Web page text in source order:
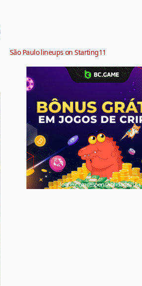
São Paulo lineups on Starting11
Jogue com responsabilidade. 18+